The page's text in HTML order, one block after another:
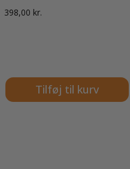
398,00 kr.
Tilføj til kurv